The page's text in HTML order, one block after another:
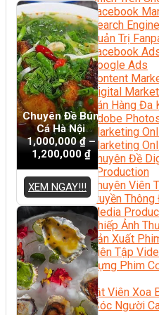
Facebook
Search
Quản Trị
Facebook
Google Ads
Content
Digital
Bán Hàng Đa
Adobe
Marketing
Marketing
Chuyên Đề
Media Production
Chuyên Viên
Truyền
Media
Nhiếp Ảnh
Sản Xuất
Biên Tập
Dựng Phim
Sức Khỏe
Kỹ Thuật Viên Xoa
Chăm Sóc Người
Chuyên Đề Bún
Cá Hà Nội
1,000,000₫–
1,200,000 ₫
XEM NGAY!!!